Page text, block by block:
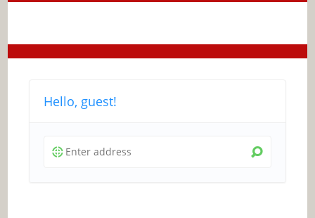
Hello, guest!